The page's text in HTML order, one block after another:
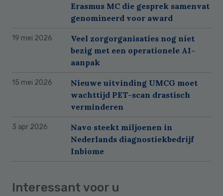
Erasmus MC die gesprek samenvat
genomineerd voor award
19 mei 2026
Veel zorgorganisaties nog niet
bezig met een operationele AI-
aanpak
15 mei 2026
Nieuwe uitvinding UMCG moet
wachttijd PET-scan drastisch
verminderen
3 apr 2026
Navo steekt miljoenen in
Nederlands diagnostiekbedrijf
Inbiome
Interessant voor u